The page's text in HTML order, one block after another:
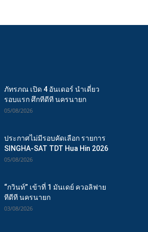
ภัทรภณ เปิด 4 อันเดอร์ นำเดี่ยว
รอบแรก ศึกทีดีที นครนายก
05/08/2026
ประกาศไม่มีรอบคัดเลือก รายการ
SINGHA-SAT TDT Hua Hin 2026
05/08/2026
“กวินท์” เข้าที่ 1 มันเดย์ ควอลิฟาย
ทีดีที นครนายก
03/08/2026